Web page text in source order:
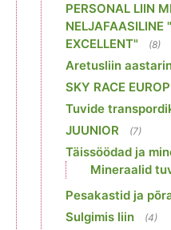
PERSONAL LIIN
NELJAFAASILINE
EXCELLENT"
(8)
Aretusliin
SKY RACE
Tuvide
JUUNIOR (7)
Täissöödad ja
Mineraalid
Pesakastid ja
Sulgimis liin (4)